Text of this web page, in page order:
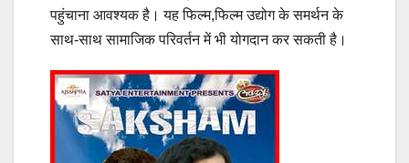
पहुंचाना आवश्यक है। यह फिल्म,फिल्म उद्योग के समर्थन के
साथ-साथ सामाजिक परिवर्तन में भी योगदान कर सकती है।